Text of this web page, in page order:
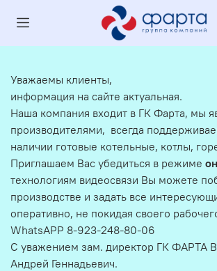
Уважаемы клиенты,
информация на сайте актуальная.
Наша компания входит в ГК Фарта, мы
производителями, всегда
наличии готовые котельные, котлы,
Приглашаем Вас убедиться в режиме
технологиям видеосвязи Вы можете
производстве и задать все
оперативно, не покидая своего
WhatsAPP 8-923-248-80-06
С уважением зам. директор ГК ФАРТА
Андрей Геннадьевич.